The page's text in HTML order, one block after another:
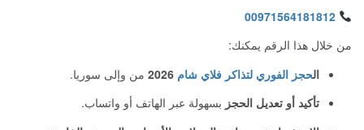
00971564181812
من خلال هذا الرقم يمكنك:
الحجز الفوري لتذاكر فلاي شام
من وإلى سوريا.
تأكيد أو تعديل الحجز بسهولة عبر الهاتف أو واتساب.